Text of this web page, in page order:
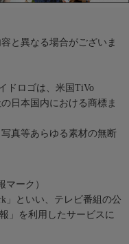
と異なる場合がございま
ドロゴは、米国TiVo
日本国内における商標ま
真等あらゆる素材の無断
マーク）
」といい、テレビ番組の公
」を利用したサービスに